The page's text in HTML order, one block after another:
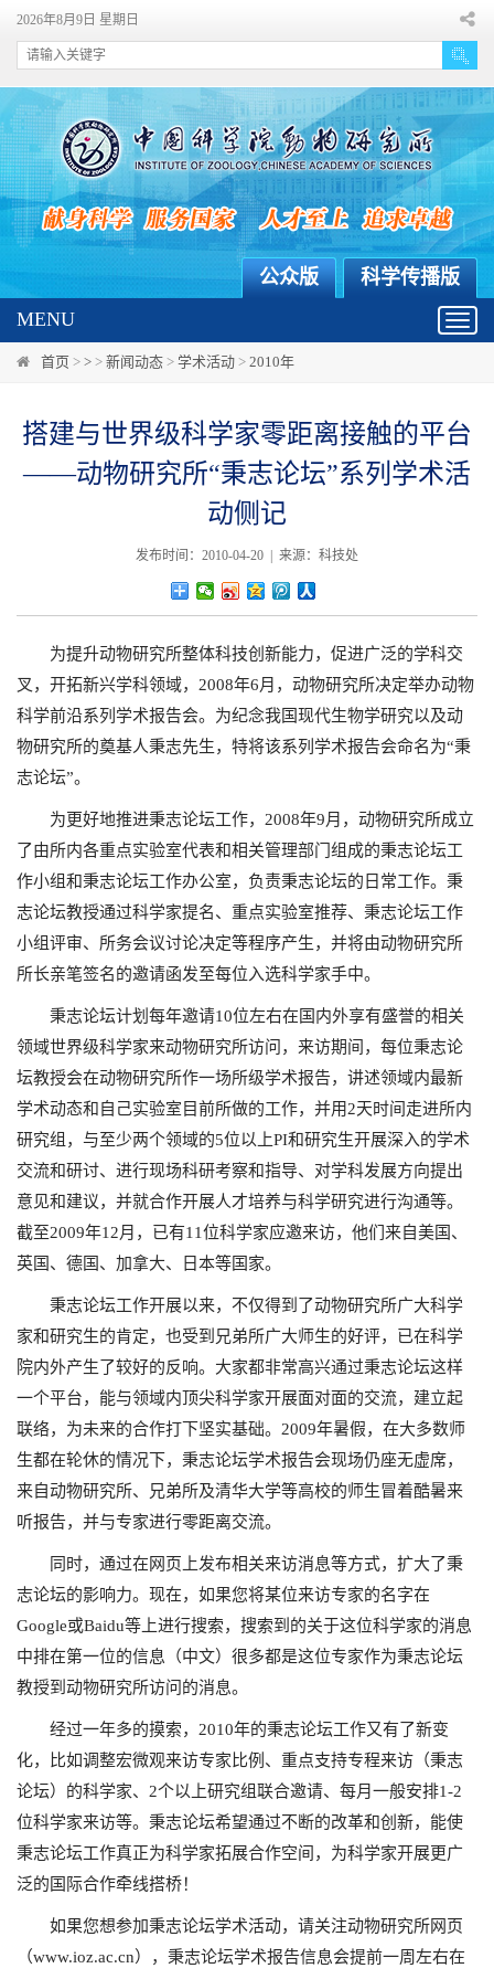
2026年8月9日 星期日
科学传播版
公众版
MENU
首页 > > > 新闻动态 > 学术活动 > 2010年
搭建与世界级科学家零距离接触的平台
——动物研究所“秉志论坛”系列学术活
动侧记
发布时间：2010-04-20 | 来源：科技处
为提升动物研究所整体科技创新能力，促进广泛的学科交
叉，开拓新兴学科领域，2008年6月，动物研究所决定举办动物
科学前沿系列学术报告会。为纪念我国现代生物学研究以及动
物研究所的奠基人秉志先生，特将该系列学术报告会命名为“秉
志论坛”。
为更好地推进秉志论坛工作，2008年9月，动物研究所成立
了由所内各重点实验室代表和相关管理部门组成的秉志论坛工
作小组和秉志论坛工作办公室，负责秉志论坛的日常工作。秉
志论坛教授通过科学家提名、重点实验室推荐、秉志论坛工作
小组评审、所务会议讨论决定等程序产生，并将由动物研究所
所长亲笔签名的邀请函发至每位入选科学家手中。
秉志论坛计划每年邀请10位左右在国内外享有盛誉的相关
领域世界级科学家来动物研究所访问，来访期间，每位秉志论
坛教授会在动物研究所作一场所级学术报告，讲述领域内最新
学术动态和自己实验室目前所做的工作，并用2天时间走进所内
研究组，与至少两个领域的5位以上PI和研究生开展深入的学术
交流和研讨、进行现场科研考察和指导、对学科发展方向提出
意见和建议，并就合作开展人才培养与科学研究进行沟通等。
截至2009年12月，已有11位科学家应邀来访，他们来自美国、
英国、德国、加拿大、日本等国家。
秉志论坛工作开展以来，不仅得到了动物研究所广大科学
家和研究生的肯定，也受到兄弟所广大师生的好评，已在科学
院内外产生了较好的反响。大家都非常高兴通过秉志论坛这样
一个平台，能与领域内顶尖科学家开展面对面的交流，建立起
联络，为未来的合作打下坚实基础。2009年暑假，在大多数师
生都在轮休的情况下，秉志论坛学术报告会现场仍座无虚席，
来自动物研究所、兄弟所及清华大学等高校的师生冒着酷暑来
听报告，并与专家进行零距离交流。
同时，通过在网页上发布相关来访消息等方式，扩大了秉
志论坛的影响力。现在，如果您将某位来访专家的名字在
Google或Baidu等上进行搜索，搜索到的关于这位科学家的消息
中排在第一位的信息（中文）很多都是这位专家作为秉志论坛
教授到动物研究所访问的消息。
经过一年多的摸索，2010年的秉志论坛工作又有了新变
化，比如调整宏微观来访专家比例、重点支持专程来访（秉志
论坛）的科学家、2个以上研究组联合邀请、每月一般安排1-2
位科学家来访等。秉志论坛希望通过不断的改革和创新，能使
秉志论坛工作真正为科学家拓展合作空间，为科学家开展更广
泛的国际合作牵线搭桥！
如果您想参加秉志论坛学术活动，请关注动物研究所网页
（www.ioz.ac.cn），秉志论坛学术报告信息会提前一周左右在